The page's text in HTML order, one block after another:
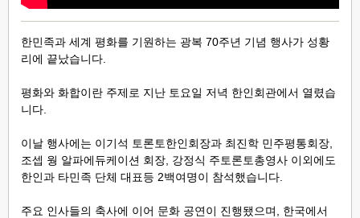
한민족과 세계 평화를 기원하는 광복 70주년 기념 행사가 성황
리에 끝났습니다.
평화와 화합이란 주제로 지난 토요일 저녁 한인회관에서 열렸습
니다.
이날 행사에는 이기석 토론토한인회장과 최진학 민주평통회장,
조셉 웡 알파에듀케이션 회장, 강정식 주토론토총영사 이외에도
한인과 타민족 단체 대표등 2백여명이 참석했습니다.
주요 인사들의 축사에 이어 문화 공연이 진행됐으며, 한국에서